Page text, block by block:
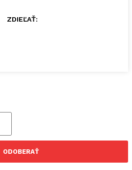
ZDIEĽAŤ:
ODOBERAŤ